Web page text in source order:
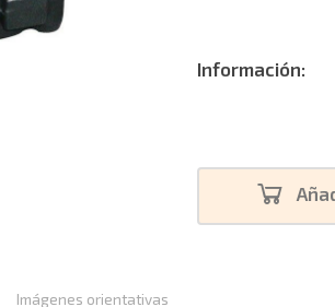
Información:
Imágenes orientativas